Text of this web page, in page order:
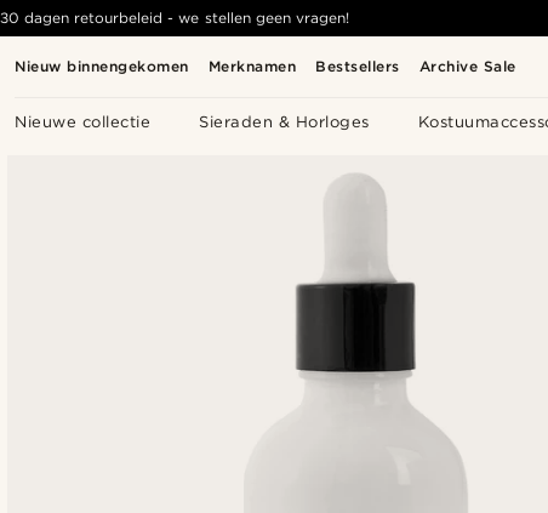
Nieuw binnengekomen Merknamen Bestsellers Archive Sale
Nieuwe collectie Sieraden & Horloges
30 dagen retourbeleid - we stellen geen vragen!